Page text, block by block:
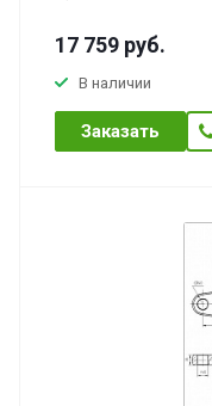
17 759 руб.
В наличии
Заказать